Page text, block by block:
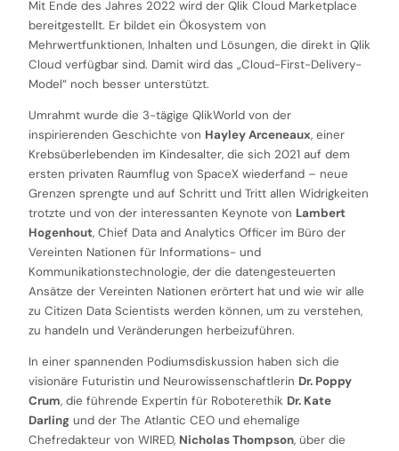
Mit Ende des Jahres 2022 wird der Qlik Cloud Marketplace
bereitgestellt. Er bildet ein Ökosystem von
Mehrwertfunktionen, Inhalten und Lösungen, die direkt in Qlik
Cloud verfügbar sind. Damit wird das „Cloud-First-Delivery-
Model“ noch besser unterstützt.
Umrahmt wurde die 3-tägige QlikWorld von der
inspirierenden Geschichte von Hayley Arceneaux, einer
Krebsüberlebenden im Kindesalter, die sich 2021 auf dem
ersten privaten Raumflug von SpaceX wiederfand – neue
Grenzen sprengte und auf Schritt und Tritt allen Widrigkeiten
trotzte und von der interessanten Keynote von Lambert
Hogenhout, Chief Data and Analytics Officer im Büro der
Vereinten Nationen für Informations- und
Kommunikationstechnologie, der die datengesteuerten
Ansätze der Vereinten Nationen erörtert hat und wie wir alle
zu Citizen Data Scientists werden können, um zu verstehen,
zu handeln und Veränderungen herbeizuführen.
In einer spannenden Podiumsdiskussion haben sich die
visionäre Futuristin und Neurowissenschaftlerin Dr. Poppy
Crum, die führende Expertin für Roboterethik Dr. Kate
Darling und der The Atlantic CEO und ehemalige
Chefredakteur von WIRED, Nicholas Thompson, über die